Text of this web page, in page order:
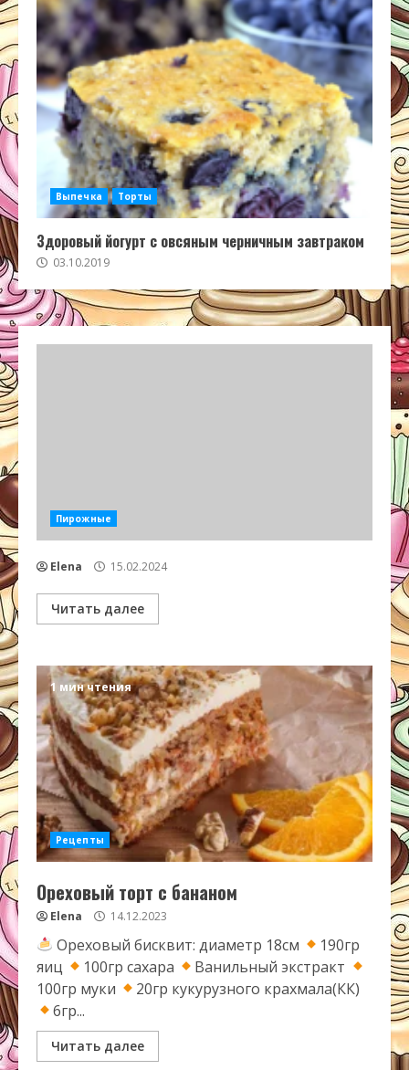
Выпечка Торты
Здоровый йогурт с овсяным черничным завтраком
03.10.2019
Пирожные
Elena 15.02.2024
Читать далее
1 мин чтения
Рецепты
Ореховый торт с бананом
Elena 14.12.2023
Ореховый бисквит: диаметр 18см
190гр
яиц
100гр сахара
Ванильный экстракт
100гр муки
20гр кукурузного крахмала(КК)
6гр...
Читать далее